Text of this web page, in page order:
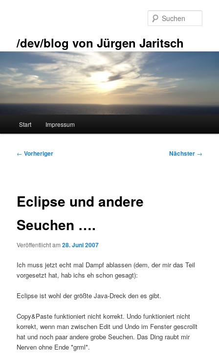
/dev/blog von Jürgen Jaritsch
Start Impressum
Beitragsnavigation
← Vorheriger Nächster →
Eclipse und andere
Seuchen ….
Veröffentlicht am28. Juni 2007
Ich muss jetzt echt mal Dampf ablassen (dem, der mir das Teil
vorgesetzt hat, hab ichs eh schon gesagt):
Eclipse ist wohl der größte Java-Dreck den es gibt.
Copy&Paste funktioniert nicht korrekt. Undo funktioniert nicht
korrekt, wenn man zwischen Edit und Undo im Fenster gescrollt
hat und noch paar andere grobe Seuchen. Das Ding raubt mir
Nerven ohne Ende *grml*.